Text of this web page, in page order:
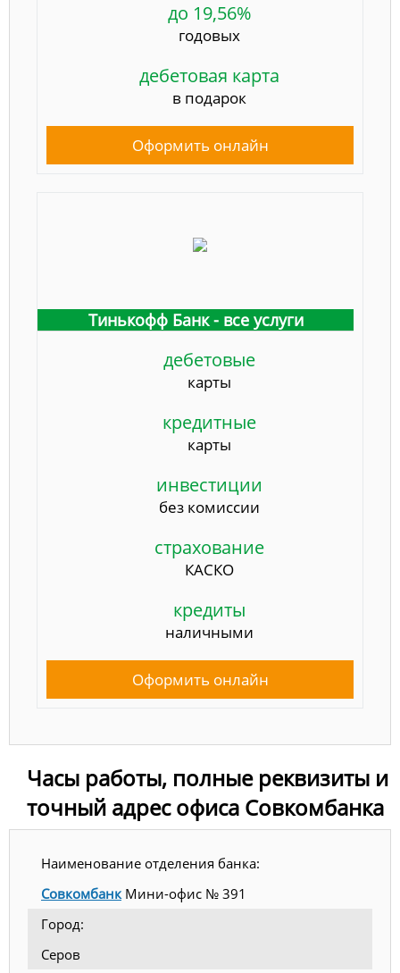
до 19,56%
годовых
дебетовая карта
в подарок
Оформить онлайн
Тинькофф Банк - все услуги
дебетовые
карты
кредитные
карты
инвестиции
без комиссии
страхование
КАСКО
кредиты
наличными
Оформить онлайн
Часы работы, полные реквизиты и
точный адрес офиса Совкомбанка
Наименование отделения банка:
СовкомбанкМини-офис № 391
Город:
Серов